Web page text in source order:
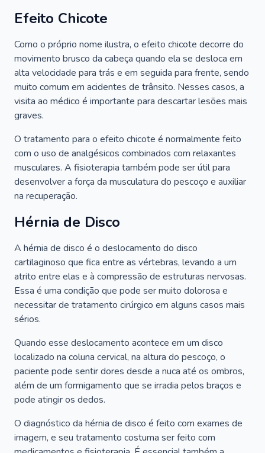
Efeito Chicote
Como o próprio nome ilustra, o efeito chicote decorre do
movimento brusco da cabeça quando ela se desloca em
alta velocidade para trás e em seguida para frente, sendo
muito comum em acidentes de trânsito. Nesses casos, a
visita ao médico é importante para descartar lesões mais
graves.
O tratamento para o efeito chicote é normalmente feito
com o uso de analgésicos combinados com relaxantes
musculares. A fisioterapia também pode ser útil para
desenvolver a força da musculatura do pescoço e auxiliar
na recuperação.
Hérnia de Disco
A hérnia de disco é o deslocamento do disco
cartilaginoso que fica entre as vértebras, levando a um
atrito entre elas e à compressão de estruturas nervosas.
Essa é uma condição que pode ser muito dolorosa e
necessitar de tratamento cirúrgico em alguns casos mais
sérios.
Quando esse deslocamento acontece em um disco
localizado na coluna cervical, na altura do pescoço, o
paciente pode sentir dores desde a nuca até os ombros,
além de um formigamento que se irradia pelos braços e
pode atingir os dedos.
O diagnóstico da hérnia de disco é feito com exames de
imagem, e seu tratamento costuma ser feito com